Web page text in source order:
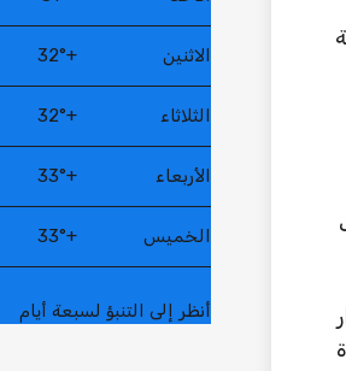
الاثنين +
32°
الثلاثاء +
32°
الأربعاء +
33°
الخميس +
33°
أنظر إلى التنبؤ لسبعة أيام